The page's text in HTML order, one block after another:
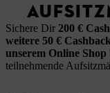
Sichere Dir 200 €
weitere 50 €
unserem Online Shop
teilnehmende